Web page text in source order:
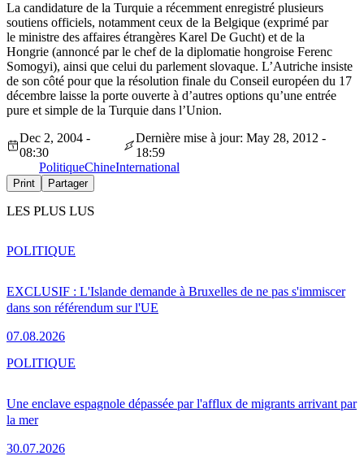
La candidature de la Turquie a récemment enregistré plusieurs
soutiens officiels, notamment ceux de la Belgique (exprimé par
le ministre des affaires étrangères Karel De Gucht) et de la
Hongrie (annoncé par le chef de la diplomatie hongroise Ferenc
Somogyi), ainsi que celui du parlement slovaque. L’Autriche insiste
de son côté pour que la résolution finale du Conseil européen du 17
décembre laisse la porte ouverte à d’autres options qu’une entrée
pure et simple de la Turquie dans l’Union.
Dec 2, 2004 -
08:30
Dernière mise à jour: May 28, 2012 -
18:59
PolitiqueChineInternational
Print Partager
LES PLUS LUS
EXCLUSIF : L'Islande demande à Bruxelles de ne pas s'immiscer
dans son référendum sur l'UE
07.08.2026
POLITIQUE
Une enclave espagnole dépassée par l'afflux de migrants arrivant par
la mer
30.07.2026
POLITIQUE